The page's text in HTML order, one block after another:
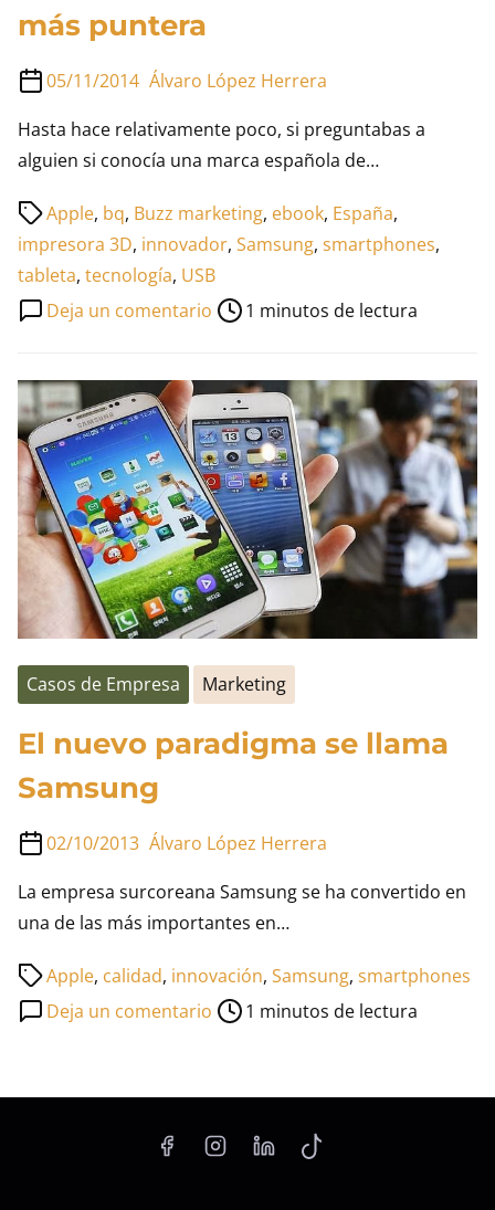
más puntera
05/11/2014 Álvaro López Herrera
Hasta hace relativamente poco, si preguntabas a
alguien si conocía una marca española de…
Apple, bq, Buzz marketing, ebook, España,
impresora 3D, innovador, Samsung, smartphones,
tableta, tecnología, USB
Deja un comentario en
tecnología
española
más
puntera
Tiempo
de
lectura
de
1 minutos de lectura
Casos de Empresa Marketing
El nuevo paradigma se llama
Samsung
02/10/2013 Álvaro López Herrera
La empresa surcoreana Samsung se ha convertido en
una de las más importantes en…
Apple, calidad, innovación, Samsung, smartphones
Deja un comentario en
paradigma
se
llama
Tiempo
de
la
1 minutos de lectura